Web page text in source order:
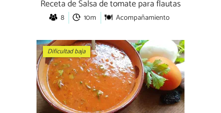
Receta de Salsa de tomate para flautas
8 10m Acompañamiento
Dificultad baja